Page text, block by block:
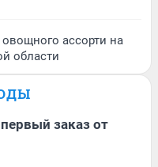
ассорти на
области
заказ от